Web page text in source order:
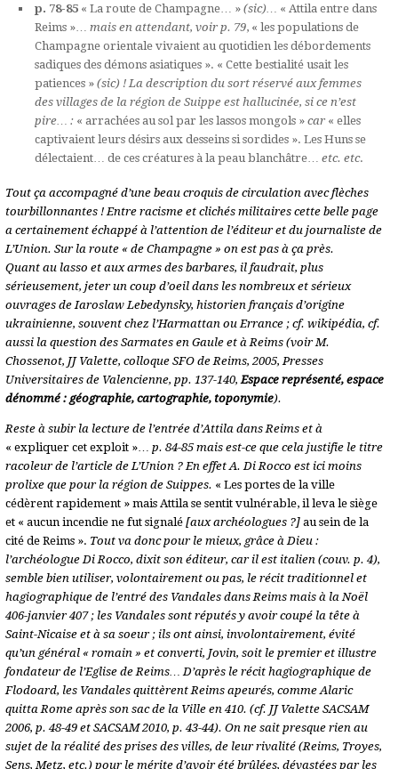
p. 78-85 « La route de Champagne… »(sic)…
« Attila entre dans
Reims »…mais en attendant, voir p. 79, « les populations de
Champagne orientale vivaient au quotidien les débordements
sadiques des démons asiatiques ». « Cette bestialité usait les
patiences » (sic) ! La description du sort réservé aux femmes
des villages de la région de Suippe est hallucinée, si ce n’est
pire… : « arrachées au sol par les lassos mongols »car « elles
captivaient leurs désirs aux desseins si sordides ». Les Huns se
délectaient… de ces créatures à la peau blanchâtre…
etc. etc.
Tout ça accompagné d’une beau croquis de circulation avec flèches
tourbillonnantes ! Entre racisme et clichés militaires cette belle page
a certainement échappé à l’attention de l’éditeur et du journaliste de
L’Union. Sur la route « de Champagne » on est pas à ça près.
Quant au lasso et aux armes des barbares, il faudrait, plus
sérieusement, jeter un coup d’oeil dans les nombreux et sérieux
ouvrages de Iaroslaw Lebedynsky, historien français d’origine
ukrainienne, souvent chez l’Harmattan ou Errance ; cf. wikipédia, cf.
aussi la question des Sarmates en Gaule et à Reims (voir M.
Chossenot, JJ Valette, colloque SFO de Reims, 2005, Presses
Universitaires de Valencienne, pp. 137-140,Espace représenté, espace
dénommé : géographie, cartographie, toponymie).
Reste à subir la lecture de l’entrée d’Attila dans Reims et à
« expliquer cet exploit »…p. 84-85 mais est-ce que cela justifie le titre
racoleur de l’article de L’Union ? En effet A. Di Rocco est ici moins
prolixe que pour la région de Suippes. « Les portes de la ville
cédèrent rapidement » mais Attila se sentit vulnérable, il leva le siège
et « aucun incendie ne fut signalé[aux archéologues ?] au sein de la
cité de Reims ». Tout va donc pour le mieux, grâce à Dieu :
l’archéologue Di Rocco, dixit son éditeur, car il est italien (couv. p. 4),
semble bien utiliser, volontairement ou pas, le récit traditionnel et
hagiographique de l’entré des Vandales dans Reims mais à la Noël
406-janvier 407 ; les Vandales sont réputés y avoir coupé la tête à
Saint-Nicaise et à sa soeur ; ils ont ainsi, involontairement, évité
qu’un général « romain » et converti, Jovin, soit le premier et illustre
fondateur de l’Eglise de Reims… D’après le récit hagiographique de
Flodoard, les Vandales quittèrent Reims apeurés, comme Alaric
quitta Rome après son sac de la Ville en 410. (cf. JJ Valette SACSAM
2006, p. 48-49 et SACSAM 2010, p. 43-44). On ne sait presque rien au
sujet de la réalité des prises des villes, de leur rivalité (Reims, Troyes,
Sens, Metz, etc.) pour le mérite d’avoir été brûlées, dévastées par les